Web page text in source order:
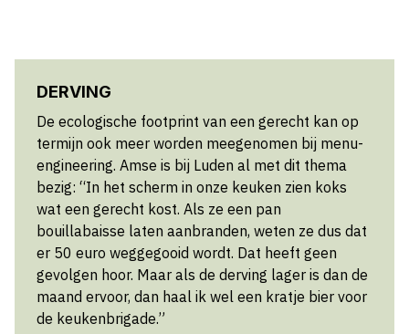
DERVING
De ecologische footprint van een gerecht kan op
termijn ook meer worden meegenomen bij menu-
engineering. Amse is bij Luden al met dit thema
bezig: “In het scherm in onze keuken zien koks
wat een gerecht kost. Als ze een pan
bouillabaisse laten aanbranden, weten ze dus dat
er 50 euro weggegooid wordt. Dat heeft geen
gevolgen hoor. Maar als de derving lager is dan de
maand ervoor, dan haal ik wel een kratje bier voor
de keukenbrigade.”